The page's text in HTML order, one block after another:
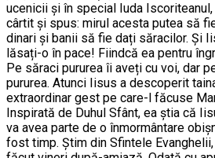
ucenicii și în special Iuda
cârtit și spus: mirul acesta putea să
dinari și banii să fie dați săracilor. Și
lăsați-o în pace! Fiindcă ea pentru
Pe săraci pururea îi aveți cu voi, dar
pururea. Atunci Iisus a descoperit
extraordinar gest pe care-l făcuse
Inspirată de Duhul Sfânt, ea știa că
va avea parte de o înmormântare
fost timp. Știm din Sfintele